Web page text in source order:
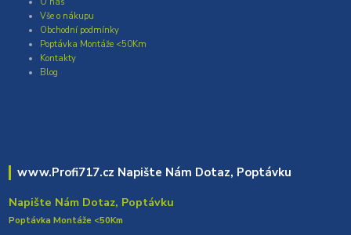
Vše o nákupu
Obchodní podmínky
Poptávka Montáže <50Km
Kontakty
Blog
www.Profi717.cz Napište Nám Dotaz, Poptávku
Napište Nám Dotaz, Poptávku
Poptávka Montáže <50Km